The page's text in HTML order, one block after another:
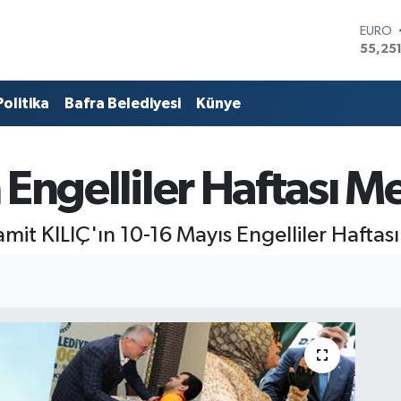
DOLAR
Bafra Belediyesi Künye
Engelliler Haftası
KILIÇ'ın 10-16 Mayıs Engelliler Haftası